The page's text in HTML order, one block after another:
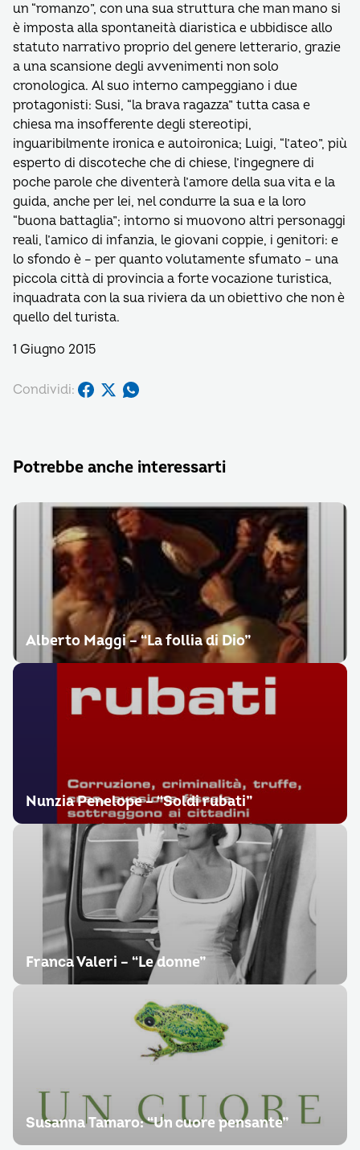
un “romanzo”, con una sua struttura che man mano si
è imposta alla spontaneità diaristica e ubbidisce allo
statuto narrativo proprio del genere letterario, grazie
a una scansione degli avvenimenti non solo
cronologica. Al suo interno campeggiano i due
protagonisti: Susi, “la brava ragazza” tutta casa e
chiesa ma insofferente degli stereotipi,
inguaribilmente ironica e autoironica; Luigi, “l’ateo”, più
esperto di discoteche che di chiese, l’ingegnere di
poche parole che diventerà l’amore della sua vita e la
guida, anche per lei, nel condurre la sua e la loro
“buona battaglia”; intorno si muovono altri personaggi
reali, l’amico di infanzia, le giovani coppie, i genitori: e
lo sfondo è – per quanto volutamente sfumato – una
piccola città di provincia a forte vocazione turistica,
inquadrata con la sua riviera da un obiettivo che non è
quello del turista.
1 Giugno 2015
Condividi:
Potrebbe anche interessarti
Alberto Maggi – “La follia di Dio”
Nunzia Penelope – “Soldi rubati”
Franca Valeri – “Le donne”
Susanna Tamaro: “Un cuore pensante”